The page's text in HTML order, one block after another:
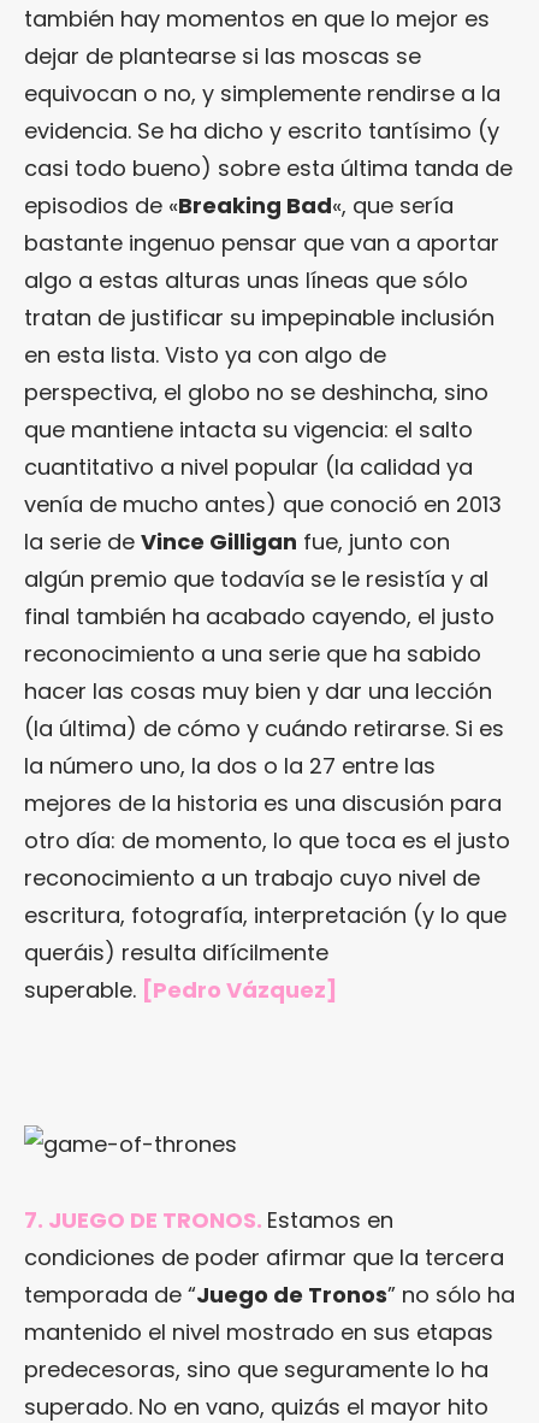
también hay momentos en que lo mejor es
dejar de plantearse si las moscas se
equivocan o no, y simplemente rendirse a la
evidencia. Se ha dicho y escrito tantísimo (y
casi todo bueno) sobre esta última tanda de
episodios de «Breaking Bad«, que sería
bastante ingenuo pensar que van a aportar
algo a estas alturas unas líneas que sólo
tratan de justificar su impepinable inclusión
en esta lista. Visto ya con algo de
perspectiva, el globo no se deshincha, sino
que mantiene intacta su vigencia: el salto
cuantitativo a nivel popular (la calidad ya
venía de mucho antes) que conoció en 2013
la serie de Vince Gilligan fue, junto con
algún premio que todavía se le resistía y al
final también ha acabado cayendo, el justo
reconocimiento a una serie que ha sabido
hacer las cosas muy bien y dar una lección
(la última) de cómo y cuándo retirarse. Si es
la número uno, la dos o la 27 entre las
mejores de la historia es una discusión para
otro día: de momento, lo que toca es el justo
reconocimiento a un trabajo cuyo nivel de
escritura, fotografía, interpretación (y lo que
queráis) resulta difícilmente
superable. [Pedro Vázquez]
7. JUEGO DE TRONOS. Estamos en
condiciones de poder afirmar que la tercera
temporada de “Juego de Tronos” no sólo ha
mantenido el nivel mostrado en sus etapas
predecesoras, sino que seguramente lo ha
superado. No en vano, quizás el mayor hito